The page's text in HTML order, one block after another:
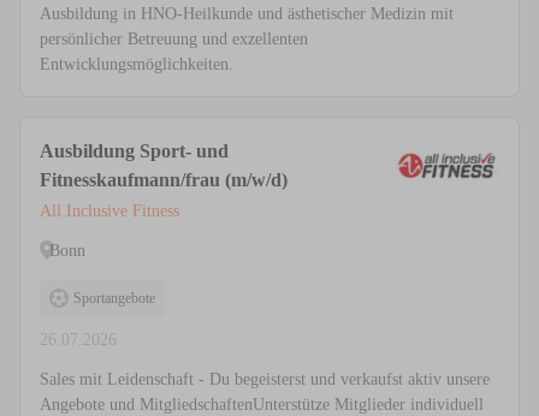
Ausbildung in HNO-Heilkunde und ästhetischer Medizin mit
persönlicher Betreuung und exzellenten
Entwicklungsmöglichkeiten.
Ausbildung Sport- und
Fitnesskaufmann/frau (m/w/d)
All Inclusive Fitness
Bonn
Sportangebote
26.07.2026
Sales mit Leidenschaft - Du begeisterst und verkaufst aktiv unsere
Angebote und MitgliedschaftenUnterstütze Mitglieder individuell